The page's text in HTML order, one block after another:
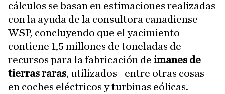
cálculos se basan en estimaciones realizadas
con la ayuda de la consultora canadiense
WSP, concluyendo que el yacimiento
contiene 1,5 millones de toneladas de
recursos para la fabricación de imanes de
tierras raras, utilizados –entre otras cosas–
en coches eléctricos y turbinas eólicas.